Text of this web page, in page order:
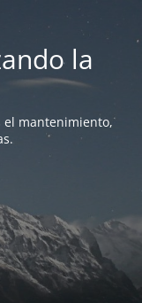
la
el mantenimiento,